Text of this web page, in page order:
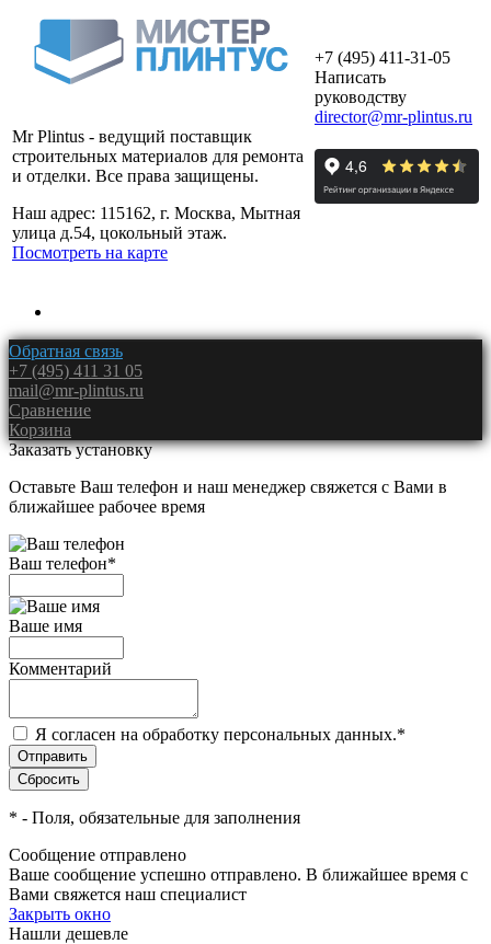
Mr Plintus - ведущий поставщик
строительных материалов для ремонта
и отделки. Все права защищены.
Наш адрес: 115162, г. Москва, Мытная
улица д.54, цокольный этаж.
Посмотреть на карте
+7 (495) 411-31-05
Написать
руководству
director@mr-plintus.ru
Обратная связь
+7 (495) 411 31 05
mail@mr-plintus.ru
Сравнение
Корзина
Заказать установку
Оставьте Ваш телефон и наш менеджер свяжется с Вами в
ближайшее рабочее время
Ваш телефон*
Ваше имя
Комментарий
Я согласен на обработку персональных данных.*
* - Поля, обязательные для заполнения
Сообщение отправлено
Ваше сообщение успешно отправлено. В ближайшее время с
Вами свяжется наш специалист
Закрыть окно
Нашли дешевле